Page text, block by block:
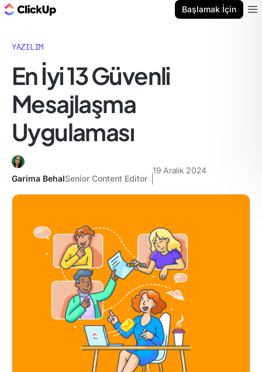
Başlamak İçin
YAZILIM
En İyi 13 Güvenli
Mesajlaşma
Uygulaması
Garima BehalSenior Content Editor
19 Aralık 2024